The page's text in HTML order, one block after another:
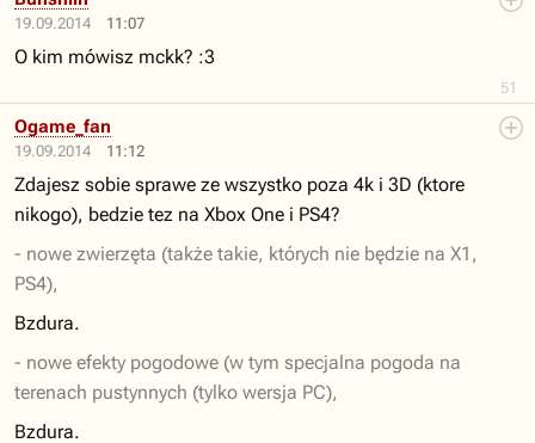
19.09.2014 11:07
51
O kim mówisz mckk? :3
19.09.2014 11:12
Ogame_fan
Zdajesz sobie sprawe ze wszystko poza 4k i 3D (ktore
nikogo), bedzie tez na Xbox One i PS4?
- nowe zwierzęta (także takie, których nie będzie na X1,
PS4),
Bzdura.
- nowe efekty pogodowe (w tym specjalna pogoda na
terenach pustynnych (tylko wersja PC),
Bzdura.